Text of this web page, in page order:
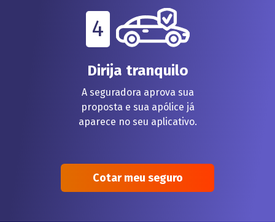
4
Dirija tranquilo
A seguradora aprova sua
proposta e sua apólice já
aparece no seu aplicativo.
Cotar meu seguro